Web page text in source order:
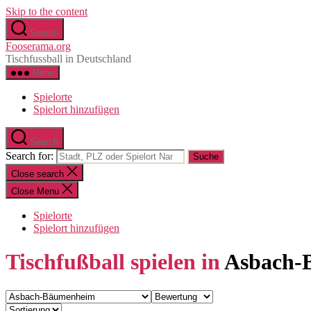
Skip to the content
Search
Fooserama.org
Tischfussball in Deutschland
Menu
Spielorte
Spielort hinzufügen
Search
Search for:
Close search
Close Menu
Spielorte
Spielort hinzufügen
Tischfußball spielen inAsbach-